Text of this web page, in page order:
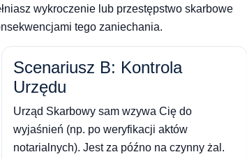
wykroczenie lub przestępstwo skarbowe
tego zaniechania.
Scenariusz B: Kontrola
Urzędu
Urząd Skarbowy sam wzywa Cię do
wyjaśnień (np. po weryfikacji aktów
notarialnych). Jest za późno na czynny żal.